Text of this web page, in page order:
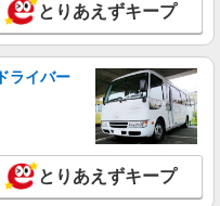
とりあえずキープ
ライバー
とりあえずキープ